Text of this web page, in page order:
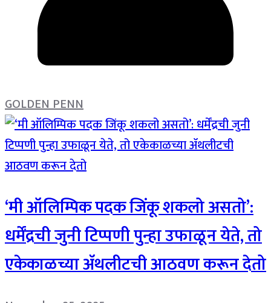
GOLDEN PENN
‘मी ऑलिम्पिक पदक जिंकू शकलो असतो’:
धर्मेंद्रची जुनी टिप्पणी पुन्हा उफाळून येते, तो
एकेकाळच्या ॲथलीटची आठवण करून देतो